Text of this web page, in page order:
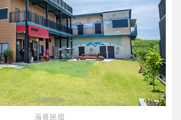
海景民宿